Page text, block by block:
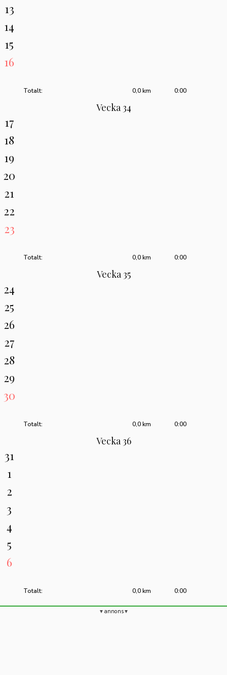
13
14
15
16
Totalt: 0:00
0,0 km
Vecka 34
17
18
19
20
21
22
23
Totalt: 0:00
0,0 km
Vecka 35
24
25
26
27
28
29
30
Totalt: 0:00
0,0 km
Vecka 36
31
1
2
3
4
5
6
Totalt: 0:00
0,0 km
annons